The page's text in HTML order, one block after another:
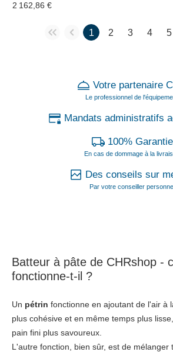
2 162,86 €
1 2 3 4 5
Votre partenaire
Le professionnel de
Mandats administratifs
100% Garantie
En cas de dommage à la
Des conseils sur
Par votre conseiller personnel
Batteur à pâte de CHRshop -
fonctionne-t-il ?
Un pétrin fonctionne en ajoutant de l'air à
plus cohésive et en même temps plus
pain fini plus savoureux.
L'autre fonction, bien sûr, est de mélanger